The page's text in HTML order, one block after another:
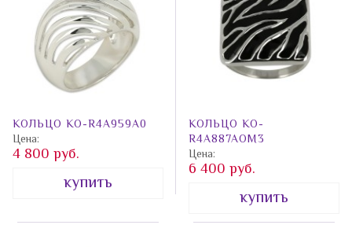
КОЛЬЦО КО-R4A959A0
Цена:
4 800 руб.
купить
КОЛЬЦО КО-
R4A887AOM3
Цена:
6 400 руб.
купить